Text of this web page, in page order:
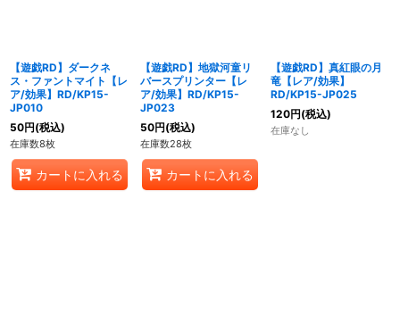
【遊戯RD】ダークネ
ス・ファントマイト【レ
ア/効果】RD/KP15-
JP010
50円(税込)
在庫数8枚
カートに入れる
【遊戯RD】地獄河童リ
バースプリンター【レ
ア/効果】RD/KP15-
JP023
50円(税込)
在庫数28枚
カートに入れる
【遊戯RD】真紅眼の月
竜【レア/効果】
RD/KP15-JP025
120円(税込)
在庫なし